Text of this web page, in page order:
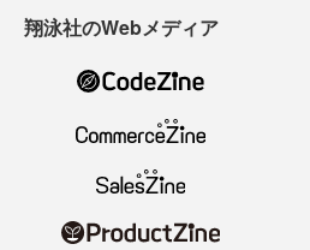
翔泳社のWebメディア